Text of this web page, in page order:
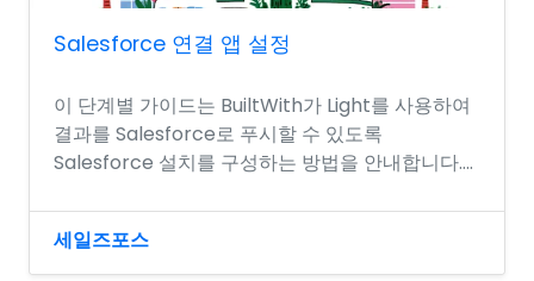
Salesforce 연결 앱 설정
이 단계별 가이드는 BuiltWith가 Light를 사용하여
결과를 Salesforce로 푸시할 수 있도록
Salesforce 설치를 구성하는 방법을 안내합니다....
세일즈포스